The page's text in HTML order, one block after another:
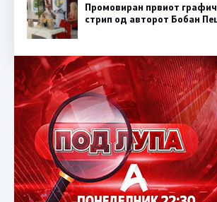
Промовиран првиот
стрип од авторот Бобан